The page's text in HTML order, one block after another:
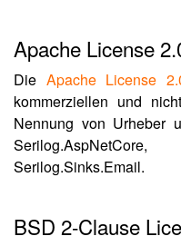
Apache License
Die Apache License
kommerziellen und
Nennung von Urheber
Serilog.Sinks.Email.
BSD 2-Clause